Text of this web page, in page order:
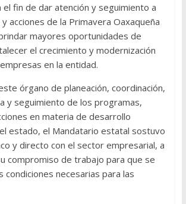
el fin de dar atención y seguimiento a
acciones de la Primavera Oaxaqueña
mayores oportunidades de
el crecimiento y modernización
en la entidad.
órgano de planeación, coordinación,
y seguimiento de los programas,
en materia de desarrollo
estado, el Mandatario estatal sostuvo
y directo con el sector empresarial, a
compromiso de trabajo para que se
condiciones necesarias para las